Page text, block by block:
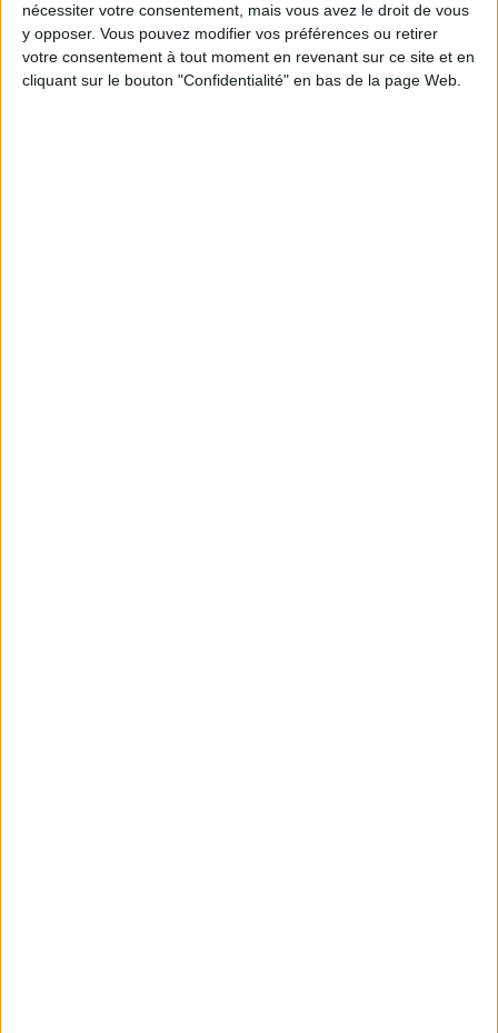
nécessiter votre consentement, mais vous avez le droit de vous
y opposer. Vous pouvez modifier vos préférences ou retirer
votre consentement à tout moment en revenant sur ce site et en
cliquant sur le bouton "Confidentialité" en bas de la page Web.